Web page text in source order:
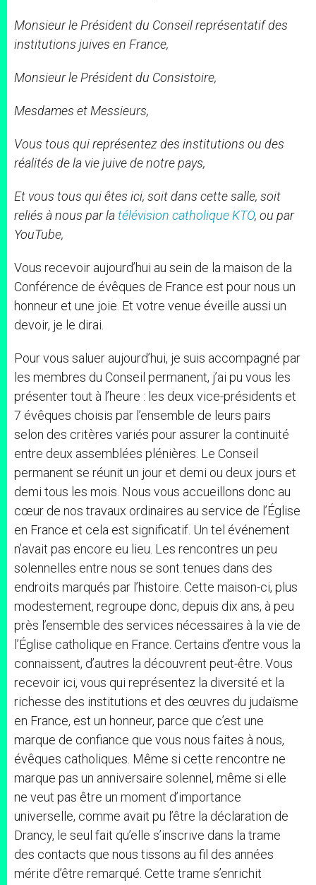
Monsieur le Président du Conseil représentatif des
institutions juives en France,
Monsieur le Président du Consistoire,
Mesdames et Messieurs,
Vous tous qui représentez des institutions ou des
réalités de la vie juive de notre pays,
Et vous tous qui êtes ici, soit dans cette salle, soit
reliés à nous par latélévision catholique KTO, ou par
YouTube,
Vous recevoir aujourd’hui au sein de la maison de la
Conférence de évêques de France est pour nous un
honneur et une joie. Et votre venue éveille aussi un
devoir, je le dirai.
Pour vous saluer aujourd’hui, je suis accompagné par
les membres du Conseil permanent, j’ai pu vous les
présenter tout à l’heure : les deux vice-présidents et
7 évêques choisis par l’ensemble de leurs pairs
selon des critères variés pour assurer la continuité
entre deux assemblées plénières. Le Conseil
permanent se réunit un jour et demi ou deux jours et
demi tous les mois. Nous vous accueillons donc au
cœur de nos travaux ordinaires au service de l’Église
en France et cela est significatif. Un tel événement
n’avait pas encore eu lieu. Les rencontres un peu
solennelles entre nous se sont tenues dans des
endroits marqués par l’histoire. Cette maison-ci, plus
modestement, regroupe donc, depuis dix ans, à peu
près l’ensemble des services nécessaires à la vie de
l’Église catholique en France. Certains d’entre vous la
connaissent, d’autres la découvrent peut-être. Vous
recevoir ici, vous qui représentez la diversité et la
richesse des institutions et des œuvres du judaïsme
en France, est un honneur, parce que c’est une
marque de confiance que vous nous faites à nous,
évêques catholiques. Même si cette rencontre ne
marque pas un anniversaire solennel, même si elle
ne veut pas être un moment d’importance
universelle, comme avait pu l’être la déclaration de
Drancy, le seul fait qu’elle s’inscrive dans la trame
des contacts que nous tissons au fil des années
mérite d’être remarqué. Cette trame s’enrichit